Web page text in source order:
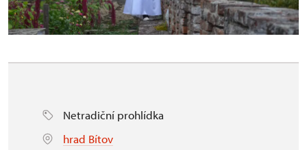
Netradiční prohlídka
hrad Bítov